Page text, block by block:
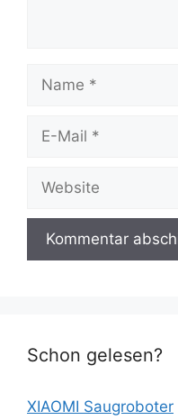
Name
Website
Schon gelesen?
XIAOMI Saugroboter